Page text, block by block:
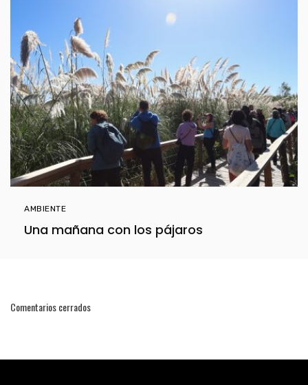
AMBIENTE
Una mañana con los pájaros
Comentarios cerrados